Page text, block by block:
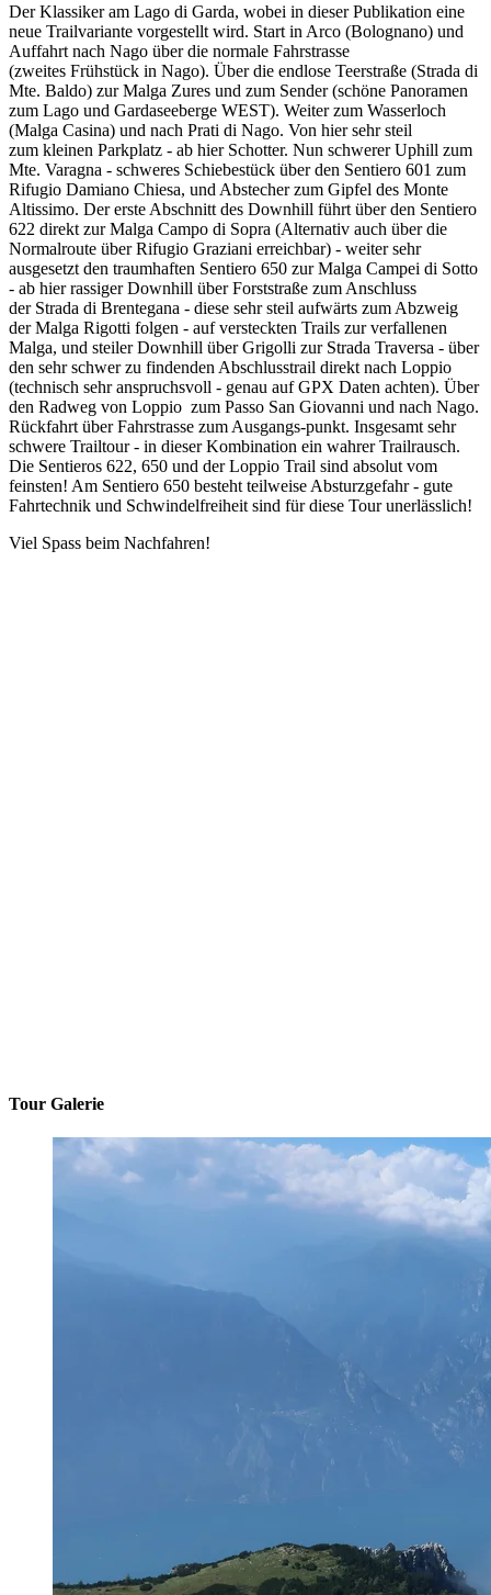
Der Klassiker am Lago di Garda, wobei in dieser Publikation eine
neue Trailvariante vorgestellt wird. Start in Arco (Bolognano) und
Auffahrt nach Nago über die normale Fahrstrasse
(zweites Frühstück in Nago). Über die endlose Teerstraße (Strada di
Mte. Baldo) zur Malga Zures und zum Sender (schöne Panoramen
zum Lago und Gardaseeberge WEST). Weiter zum Wasserloch
(Malga Casina) und nach Prati di Nago. Von hier sehr steil
zum kleinen Parkplatz - ab hier Schotter. Nun schwerer Uphill zum
Mte. Varagna - schweres Schiebestück über den Sentiero 601 zum
Rifugio Damiano Chiesa, und Abstecher zum Gipfel des Monte
Altissimo. Der erste Abschnitt des Downhill führt über den Sentiero
622 direkt zur Malga Campo di Sopra (Alternativ auch über die
Normalroute über Rifugio Graziani erreichbar) - weiter sehr
ausgesetzt den traumhaften Sentiero 650 zur Malga Campei di Sotto
- ab hier rassiger Downhill über Forststraße zum Anschluss
der Strada di Brentegana - diese sehr steil aufwärts zum Abzweig
der Malga Rigotti folgen - auf versteckten Trails zur verfallenen
Malga, und steiler Downhill über Grigolli zur Strada Traversa - über
den sehr schwer zu findenden Abschlusstrail direkt nach Loppio
(technisch sehr anspruchsvoll - genau auf GPX Daten achten). Über
den Radweg von Loppio zum Passo San Giovanni und nach Nago.
Rückfahrt über Fahrstrasse zum Ausgangs-punkt. Insgesamt sehr
schwere Trailtour - in dieser Kombination ein wahrer Trailrausch.
Die Sentieros 622, 650 und der Loppio Trail sind absolut vom
feinsten! Am Sentiero 650 besteht teilweise Absturzgefahr - gute
Fahrtechnik und Schwindelfreiheit sind für diese Tour unerlässlich!
Viel Spass beim Nachfahren!
Tour Galerie